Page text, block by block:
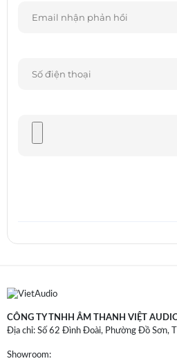
CÔNG TY TNHH ÂM THANH VIỆT
Địa chỉ: Số 62 Đình Đoài, Phường Đồ Sơn,
Showroom: